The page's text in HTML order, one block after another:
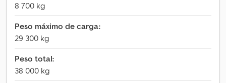
8 700 kg
Peso máximo de carga:
29 300 kg
Peso total:
38 000 kg